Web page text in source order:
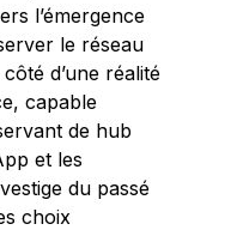
l’émergence
le réseau
d’une réalité
capable
de hub
et les
du passé
choix